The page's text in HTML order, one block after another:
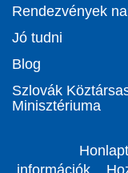
Rendezvények
Jó tudni
Blog
Szlovák
Minisztériuma
információk